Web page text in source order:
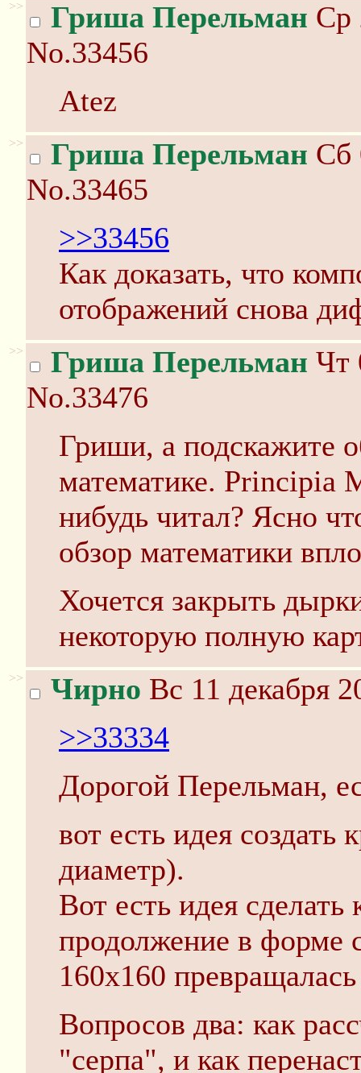
>> Гриша Перельман Ср
No.33456
Atez
>> Гриша Перельман Сб
No.33465
>>33456
Как доказать, что
отображений снова
>> Гриша Перельман Чт
No.33476
Гриши, а подскажите
математике. Principia
нибудь читал? Ясно
обзор математики
Хочется закрыть
некоторую полную
>> Чирно Вс 11 декабря
>>33334
Дорогой Перельман,
вот есть идея создать
диаметр).
Вот есть идея сделать
продолжение в форме
160х160
Вопросов два: как
"серпа", и как